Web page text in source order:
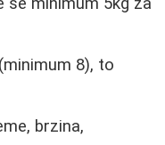
8), to
brzina,